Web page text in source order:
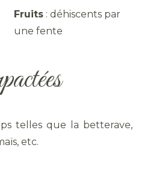
Fruits : déhiscents par
une fente
telles que la betterave,
etc.